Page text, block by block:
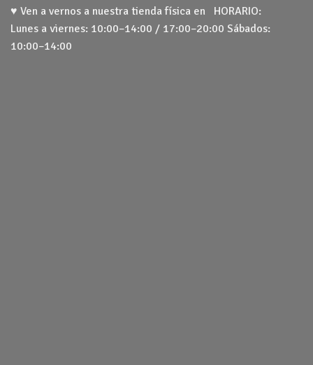
♥ Ven a vernos a nuestra tienda física en HORARIO:
Lunes a viernes: 10:00–14:00 / 17:00–20:00 Sábados:
10:00–14:00